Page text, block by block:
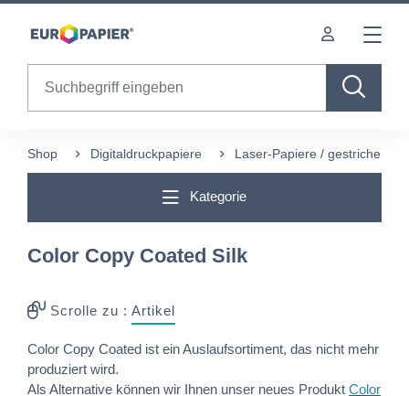
Table Of Content
Diese Produkte könnten Sie auch interessieren
Shop Digitaldruckpapiere Laser-Papiere / gestrichen
Kategorie
Color Copy Coated Silk
Scrolle zu : Artikel
Color Copy Coated ist ein Auslaufsortiment, das nicht mehr
produziert wird.
Als Alternative können wir Ihnen unser neues Produkt Color